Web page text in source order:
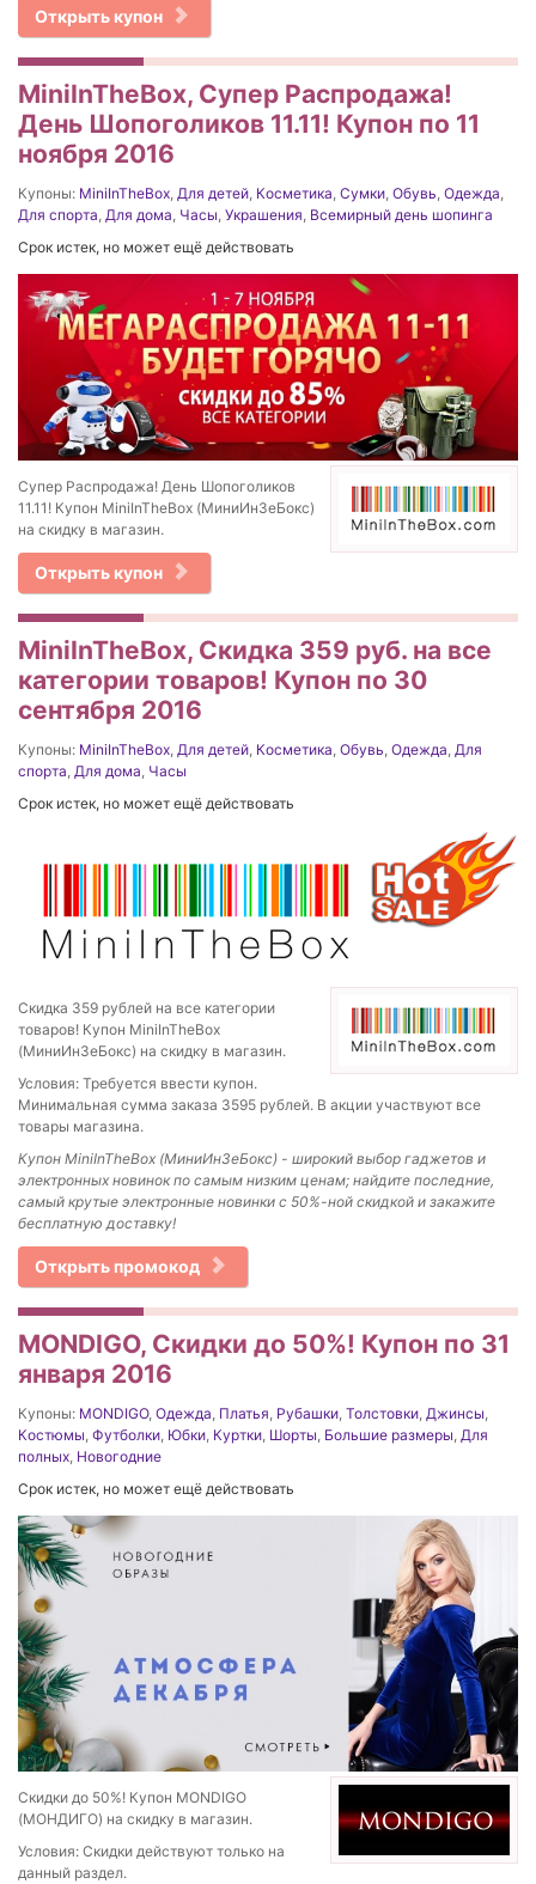
Открыть купон
MiniInTheBox, Супер Распродажа!
День Шопоголиков 11.11! Купон по 11
ноября 2016
Купоны: MiniInTheBox, Для детей, Косметика, Сумки, Обувь, Одежда,
Для спорта, Для дома, Часы, Украшения, Всемирный день шопинга
Срок истек, но может ещё действовать
Супер Распродажа! День Шопоголиков
11.11! Купон MiniInTheBox (МиниИнЗеБокс)
на скидку в магазин.
Открыть купон
MiniInTheBox, Скидка 359 руб. на все
категории товаров! Купон по 30
сентября 2016
Купоны: MiniInTheBox, Для детей, Косметика, Обувь, Одежда, Для
спорта, Для дома, Часы
Срок истек, но может ещё действовать
Скидка 359 рублей на все категории
товаров! Купон MiniInTheBox
(МиниИнЗеБокс) на скидку в магазин.
Условия: Требуется ввести купон.
Минимальная сумма заказа 3595 рублей. В акции участвуют все
товары магазина.
Купон MiniInTheBox (МиниИнЗеБокс) - широкий выбор гаджетов и
электронных новинок по самым низким ценам; найдите последние,
самый крутые электронные новинки с 50%-ной скидкой и закажите
бесплатную доставку!
Открыть промокод
MONDIGO, Скидки до 50%! Купон по 31
января 2016
Купоны: MONDIGO, Одежда Платья Рубашки Толстовки Джинсы
Костюмы Футболки Юбки Куртки Шорты Большие размеры Для
полных Новогодние
Срок истек, но может ещё действовать
Скидки до 50%! Купон MONDIGO
(МОНДИГО) на скидку в магазин.
Условия: Скидки действуют только на
данный раздел.